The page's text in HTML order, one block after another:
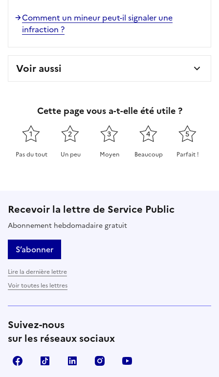
Comment un mineur peut-il signaler une
infraction ?
Voir aussi
Cette page vous a-t-elle été utile ?
1
Pas du tout
2
Un peu
3
Moyen
4
Beaucoup
5
Parfait !
Recevoir la lettre de Service Public
Abonnement hebdomadaire gratuit
S’abonner
Lire la dernière lettre
Voir toutes les lettres
Suivez-nous
sur les réseaux sociaux
FacebookTikTok LinkedIn Instagram